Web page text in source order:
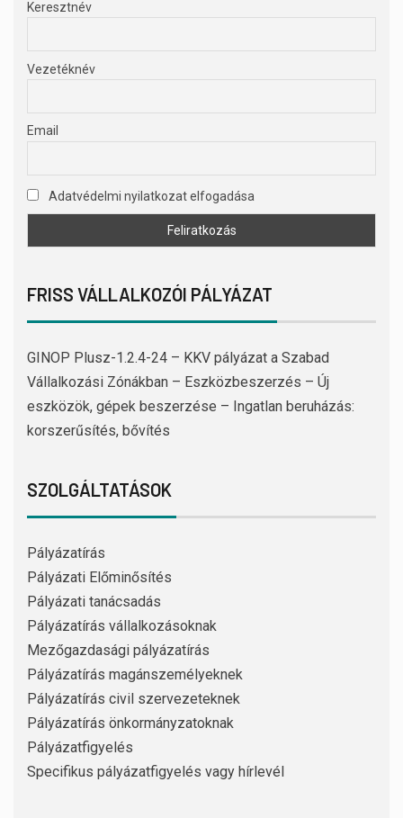
Keresztnév
Vezetéknév
Email
Adatvédelmi nyilatkozat elfogadása
FRISS VÁLLALKOZÓI PÁLYÁZAT
GINOP Plusz-1.2.4-24 – KKV pályázat a Szabad
Vállalkozási Zónákban – Eszközbeszerzés – Új
eszközök, gépek beszerzése – Ingatlan beruházás:
korszerűsítés, bővítés
SZOLGÁLTATÁSOK
Pályázatírás
Pályázati Előminősítés
Pályázati tanácsadás
Pályázatírás vállalkozásoknak
Mezőgazdasági pályázatírás
Pályázatírás magánszemélyeknek
Pályázatírás civil szervezeteknek
Pályázatírás önkormányzatoknak
Pályázatfigyelés
Specifikus pályázatfigyelés vagy hírlevél